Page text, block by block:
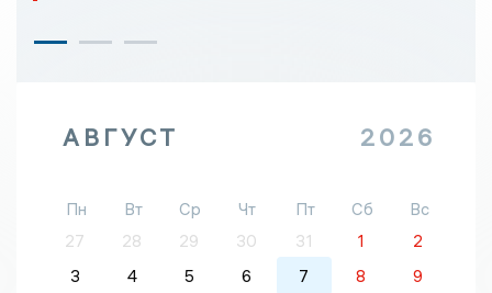
АВГУСТ 2026
Пн Вт Ср Чт Пт Сб
Вс
27
28 29 30 31 1
2
3
4 5 6 7 8
9